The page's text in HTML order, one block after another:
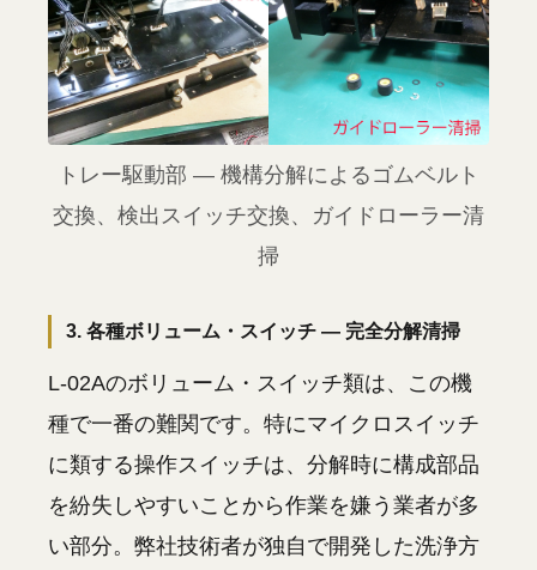
トレー駆動部 — 機構分解によるゴムベルト
交換、検出スイッチ交換、ガイドローラー清
掃
3. 各種ボリューム・スイッチ — 完全分解清掃
L-02Aのボリューム・スイッチ類は、この機
種で一番の難関です。特にマイクロスイッチ
に類する操作スイッチは、分解時に構成部品
を紛失しやすいことから作業を嫌う業者が多
い部分。弊社技術者が独自で開発した洗浄方